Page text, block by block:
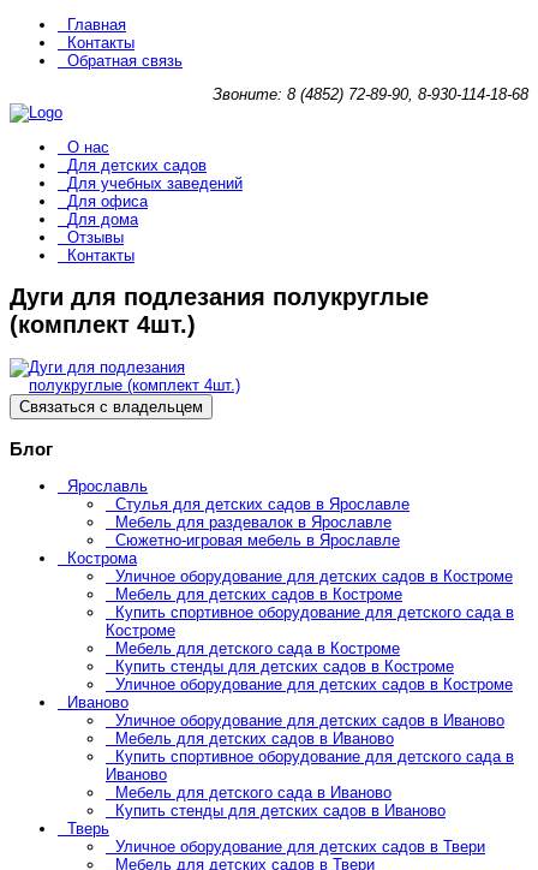
Главная
Контакты
Обратная связь
Звоните: 8 (4852) 72-89-90, 8-930-114-18-68
О нас
Для детских садов
Для учебных заведений
Для офиса
Для дома
Отзывы
Контакты
Дуги для подлезания полукруглые
(комплект 4шт.)
Связаться с владельцем
Блог
Ярославль
Стулья для детских садов в Ярославле
Мебель для раздевалок в Ярославле
Сюжетно-игровая мебель в Ярославле
Кострома
Уличное оборудование для детских садов в Костроме
Мебель для детских садов в Костроме
Купить спортивное оборудование для детского сада в
Костроме
Мебель для детского сада в Костроме
Купить стенды для детских садов в Костроме
Уличное оборудование для детских садов в Костроме
Иваново
Уличное оборудование для детских садов в Иваново
Мебель для детских садов в Иваново
Купить спортивное оборудование для детского сада в
Иваново
Мебель для детского сада в Иваново
Купить стенды для детских садов в Иваново
Тверь
Уличное оборудование для детских садов в Твери
Мебель для детских садов в Твери